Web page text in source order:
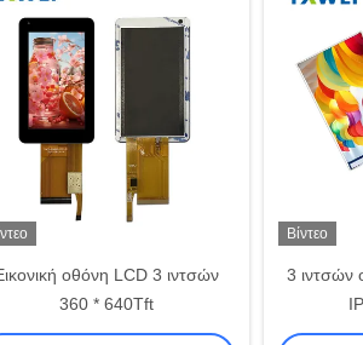
οθόνη LCD 3 ιντσών
360 * 640Tft
Βίντεο
3 ιντσών